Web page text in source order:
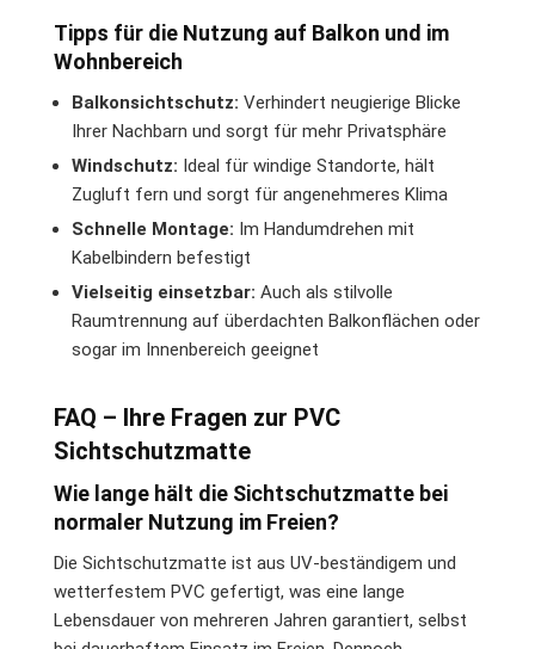
Tipps für die Nutzung auf Balkon und im
Wohnbereich
Balkonsichtschutz: Verhindert neugierige Blicke
Ihrer Nachbarn und sorgt für mehr Privatsphäre
Windschutz: Ideal für windige Standorte, hält
Zugluft fern und sorgt für angenehmeres Klima
Schnelle Montage: Im Handumdrehen mit
Kabelbindern befestigt
Vielseitig einsetzbar: Auch als stilvolle
Raumtrennung auf überdachten Balkonflächen oder
sogar im Innenbereich geeignet
FAQ – Ihre Fragen zur PVC
Sichtschutzmatte
Wie lange hält die Sichtschutzmatte bei
normaler Nutzung im Freien?
Die Sichtschutzmatte ist aus UV-beständigem und
wetterfestem PVC gefertigt, was eine lange
Lebensdauer von mehreren Jahren garantiert, selbst